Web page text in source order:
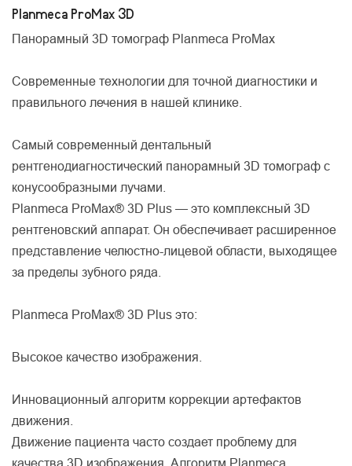
Planmeca ProMax 3D
Панорамный 3D томограф Planmeca ProMax
Современные технологии для точной диагностики и
правильного лечения в нашей клинике.
Cамый современный дентальный
рентгенодиагностический панорамный 3D томограф с
конусообразными лучами.
Planmeca ProMax® 3D Plus — это комплексный 3D
рентгеновский аппарат. Он обеспечивает расширенное
представление челюстно-лицевой области, выходящее
за пределы зубного ряда.
Planmeca ProMax® 3D Plus это:
Высокое качество изображения.
Инновационный алгоритм коррекции артефактов
движения.
Движение пациента часто создает проблему для
качества 3D изображения. Алгоритм Planmeca